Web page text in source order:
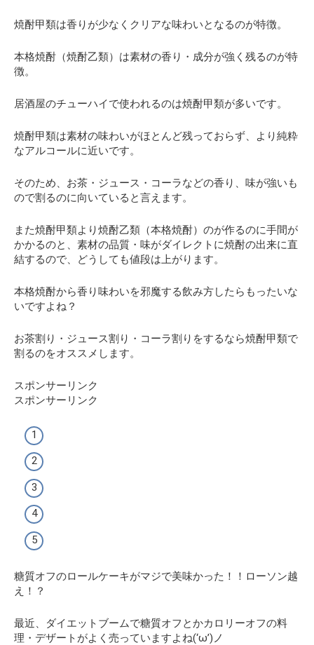
焼酎甲類は香りが少なくクリアな味わいとなるのが特徴。
本格焼酎（焼酎乙類）は素材の香り・成分が強く残るのが特
徴。
居酒屋のチューハイで使われるのは焼酎甲類が多いです。
焼酎甲類は素材の味わいがほとんど残っておらず、より純粋
なアルコールに近いです。
そのため、お茶・ジュース・コーラなどの香り、味が強いも
ので割るのに向いていると言えます。
また焼酎甲類より焼酎乙類（本格焼酎）のが作るのに手間が
かかるのと、素材の品質・味がダイレクトに焼酎の出来に直
結するので、どうしても値段は上がります。
本格焼酎から香り味わいを邪魔する飲み方したらもったいな
いですよね？
お茶割り・ジュース割り・コーラ割りをするなら焼酎甲類で
割るのをオススメします。
スポンサーリンク
スポンサーリンク
糖質オフのロールケーキがマジで美味かった！！ローソン越
え！？
最近、ダイエットブームで糖質オフとかカロリーオフの料
理・デザートがよく売っていますよね(‘ω’)ノ